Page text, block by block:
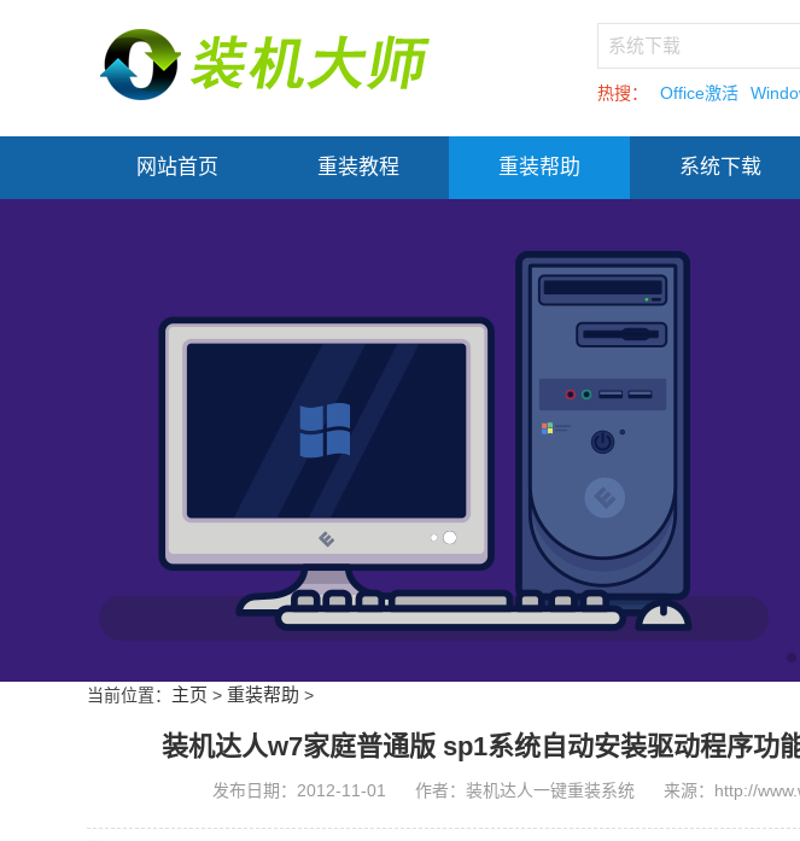
热搜： Office激活
网站首页 重装教程 重装帮助 系统下载
当前位置： 主页 > 重装帮助 >
装机达人w7家庭普通版 sp1系统自动安装驱动程序功
发布日期：2012-11-01 作者：装机达人一键重装系统 来源：http://